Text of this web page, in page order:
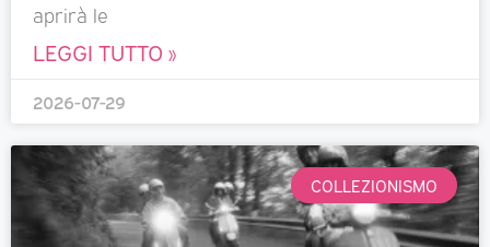
aprirà le
LEGGI TUTTO »
2026-07-29
COLLEZIONISMO